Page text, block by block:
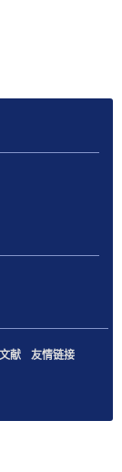
献
友情链接